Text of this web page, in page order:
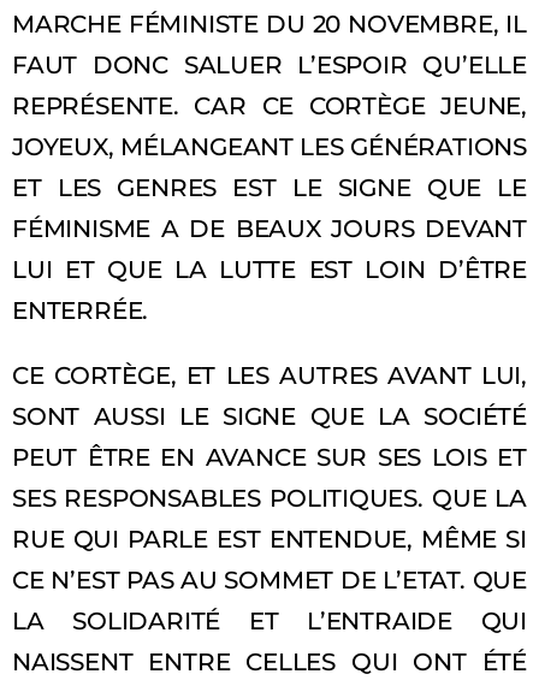
MARCHE FÉMINISTE DU 20 NOVEMBRE, IL
FAUT DONC SALUER L’ESPOIR QU’ELLE
REPRÉSENTE. CAR CE CORTÈGE JEUNE,
JOYEUX, MÉLANGEANT LES GÉNÉRATIONS
ET LES GENRES EST LE SIGNE QUE LE
FÉMINISME A DE BEAUX JOURS DEVANT
LUI ET QUE LA LUTTE EST LOIN D’ÊTRE
ENTERRÉE.
CE CORTÈGE, ET LES AUTRES AVANT LUI,
SONT AUSSI LE SIGNE QUE LA SOCIÉTÉ
PEUT ÊTRE EN AVANCE SUR SES LOIS ET
SES RESPONSABLES POLITIQUES. QUE LA
RUE QUI PARLE EST ENTENDUE, MÊME SI
CE N’EST PAS AU SOMMET DE L’ETAT. QUE
LA SOLIDARITÉ ET L’ENTRAIDE QUI
NAISSENT ENTRE CELLES QUI ONT ÉTÉ